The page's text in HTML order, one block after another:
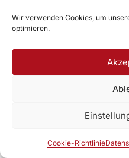
Wir verwenden Cookies, um
optimieren.
Cookie-Richtlinie
Zur